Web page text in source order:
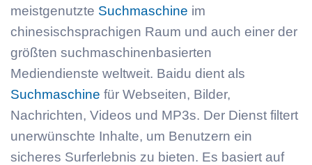
meistgenutzte Suchmaschine im
chinesischsprachigen Raum und auch einer der
größten suchmaschinenbasierten
Mediendienste weltweit. Baidu dient als
Suchmaschine für Webseiten, Bilder,
Nachrichten, Videos und MP3s. Der Dienst filtert
unerwünschte Inhalte, um Benutzern ein
sicheres Surferlebnis zu bieten. Es basiert auf